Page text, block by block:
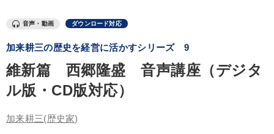
テーマ
【2026年7月】音声・映像ご案内商品
音声・動画 ダウンロード対応
加来耕三の歴史を経営に活かすシリーズ 9
維新篇 西郷隆盛 音声講座（デジタ
ル版・CD版対応）
加来耕三(歴史家)